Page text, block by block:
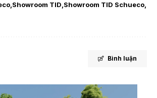
Showroom TID Showroom TID Schueco
Bình luận